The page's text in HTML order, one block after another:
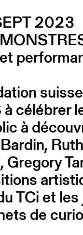
2023
célébrer
à
TCi et
de